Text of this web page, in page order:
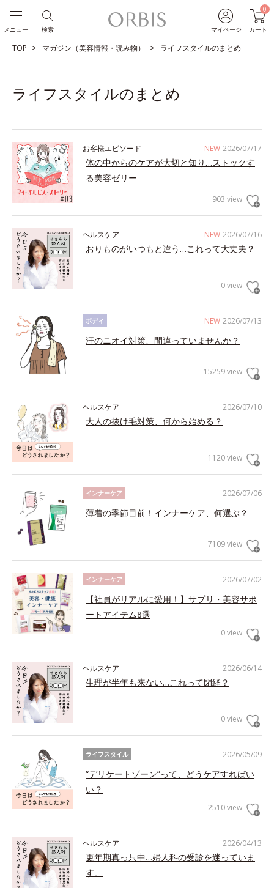
マイページ
0
カート
検索
メニュー
TOP マガジン（美容情報・読み物） ライフスタイルのまとめ
ライフスタイルのまとめ
NEW 2026/07/17
お客様エピソード
体の中からのケアが大切と知り…ストックす
る美容ゼリー
903 view
NEW 2026/07/16
ヘルスケア
おりものがいつもと違う…これって大丈夫？
0 view
NEW 2026/07/13
ボディ
汗のニオイ対策、間違っていませんか？
15259 view
2026/07/10
ヘルスケア
大人の抜け毛対策、何から始める？
1120 view
2026/07/06
インナーケア
薄着の季節目前！インナーケア、何選ぶ？
7109 view
2026/07/02
インナーケア
【社員がリアルに愛用！】サプリ・美容サポ
ートアイテム8選
0 view
2026/06/14
ヘルスケア
生理が半年も来ない…これって閉経？
0 view
2026/05/09
ライフスタイル
“デリケートゾーン”って、どうケアすればい
い？
2510 view
2026/04/13
ヘルスケア
更年期真っ只中…婦人科の受診を迷っていま
す。